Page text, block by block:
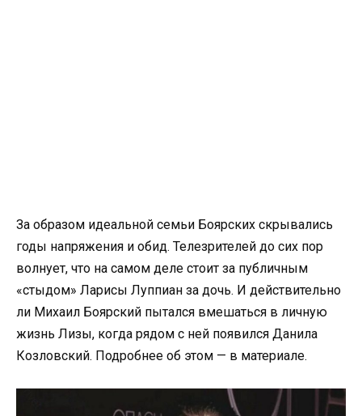
За образом идеальной семьи Боярских скрывались
годы напряжения и обид. Телезрителей до сих пор
волнует, что на самом деле стоит за публичным
«стыдом» Ларисы Луппиан за дочь. И действительно
ли Михаил Боярский пытался вмешаться в личную
жизнь Лизы, когда рядом с ней появился Данила
Козловский. Подробнее об этом — в материале.